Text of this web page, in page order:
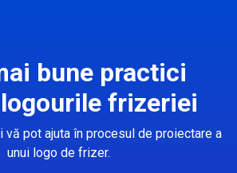
bune practici
frizeriei
vă pot ajuta în procesul de proiectare a
unui logo de frizer.